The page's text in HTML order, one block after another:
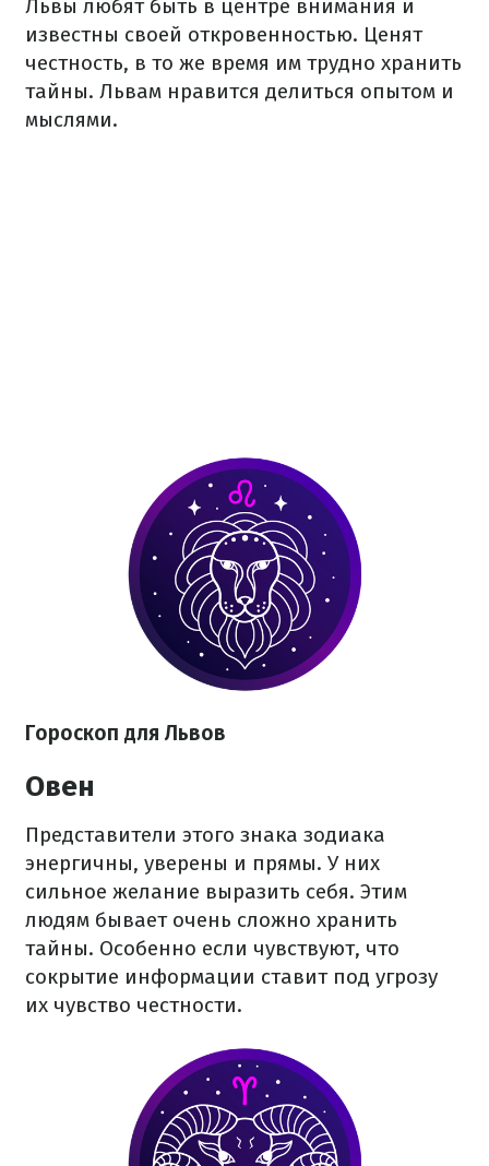
Львы любят быть в центре внимания и
известны своей откровенностью. Ценят
честность, в то же время им трудно хранить
тайны. Львам нравится делиться опытом и
мыслями.
Гороскоп для Львов
Овен
Представители этого знака зодиака
энергичны, уверены и прямы. У них
сильное желание выразить себя. Этим
людям бывает очень сложно хранить
тайны. Особенно если чувствуют, что
сокрытие информации ставит под угрозу
их чувство честности.